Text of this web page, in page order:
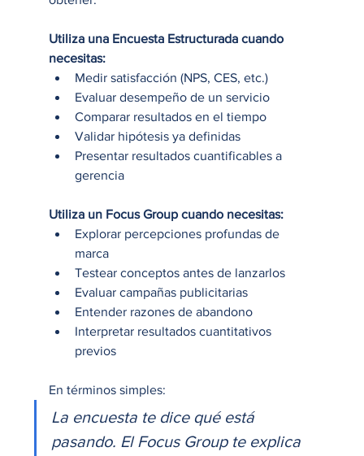
Utiliza una Encuesta Estructurada cuando
necesitas:
Medir satisfacción (NPS, CES, etc.)
Evaluar desempeño de un servicio
Comparar resultados en el tiempo
Validar hipótesis ya definidas
Presentar resultados cuantificables a
gerencia
Utiliza un Focus Group cuando necesitas:
Explorar percepciones profundas de
marca
Testear conceptos antes de lanzarlos
Evaluar campañas publicitarias
Entender razones de abandono
Interpretar resultados cuantitativos
previos
En términos simples:
La encuesta te dice qué está
pasando. El Focus Group te explica